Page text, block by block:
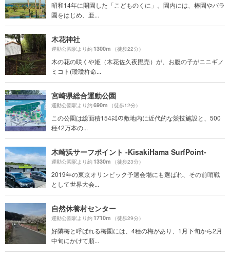
昭和14年に開園した「こどものくに」。園内には、椿園やバラ
園をはじめ、亜...
木花神社
運動公園駅より約1300m （徒歩22分）
木の花の咲くや姫（木花佐久夜毘売）が、お腹の子がニニギノ
ミコト(瓊瓊杵命...
宮崎県総合運動公園
運動公園駅より約690m （徒歩12分）
この公園は総面積154㌶の敷地内に近代的な競技施設と、500
種42万本の...
木崎浜サーフポイント -KisakiHama SurfPoint-
運動公園駅より約1330m （徒歩23分）
2019年の東京オリンピック予選会場にも選ばれ、その前哨戦
として世界大会...
自然休養村センター
運動公園駅より約1710m （徒歩29分）
好隣梅と呼ばれる梅園には、4種の梅があり、1月下旬から2月
中旬にかけて順...